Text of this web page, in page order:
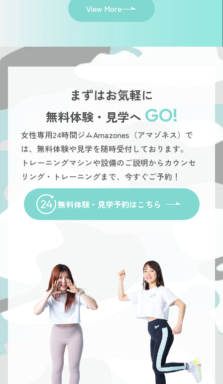
View More
まずはお気軽に
無料体験・見学へ GO!
女性専用24時間ジムAmazones（アマゾネス）で
は、無料体験や見学を随時受付しております。
トレーニングマシンや設備のご説明からカウンセ
リング・トレーニングまで、今すぐご予約！
無料体験・見学予約はこちら
For a
For a